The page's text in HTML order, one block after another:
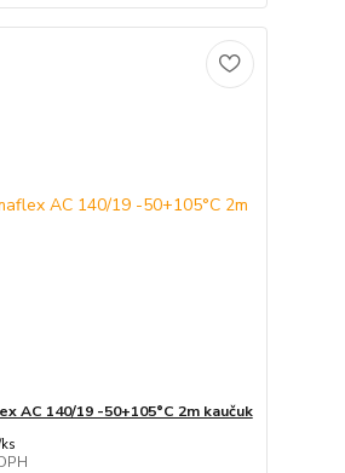
AC 140/19 -50+105°C 2m kaučuk
ks